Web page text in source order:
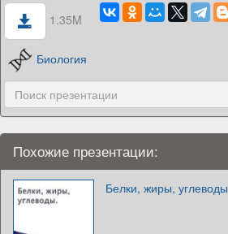
1.35M
Биология
Похожие презентации:
Белки, жиры, углеводы